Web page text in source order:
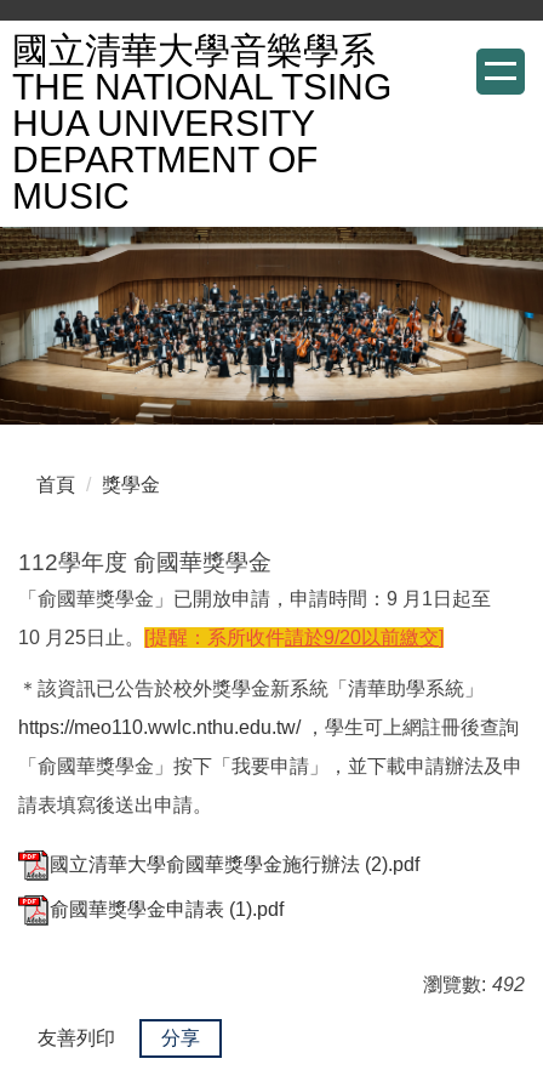
跳
到
主
要
內
容
區
國立清華大學音樂學系
THE NATIONAL TSING
HUA UNIVERSITY
DEPARTMENT OF
MUSIC
首頁 獎學金
112學年度 俞國華獎學金
「俞國華獎學金」已開放申請，申請時間：9 月1日起至
10 月25日止。
[提醒：系所收件請於9/20以前繳交]
＊該資訊已公告於校外獎學金新系統「清華助學系統」
https://meo110.wwlc.nthu.edu.tw/，學生可上網註冊後查詢
「俞國華獎學金」按下「我要申請」，並下載申請辦法及申
請表填寫後送出申請。
國立清華大學俞國華獎學金施行辦法 (2).pdf
俞國華獎學金申請表 (1).pdf
瀏覽數: 492
友善列印 分享